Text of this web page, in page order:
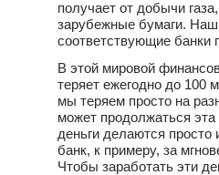
получает от добычи
зарубежные бумаги.
соответствующие банки
В этой мировой
теряет ежегодно до 100
мы теряем просто на
может продолжаться эта
деньги делаются просто
банк, к примеру, за
Чтобы заработать эти